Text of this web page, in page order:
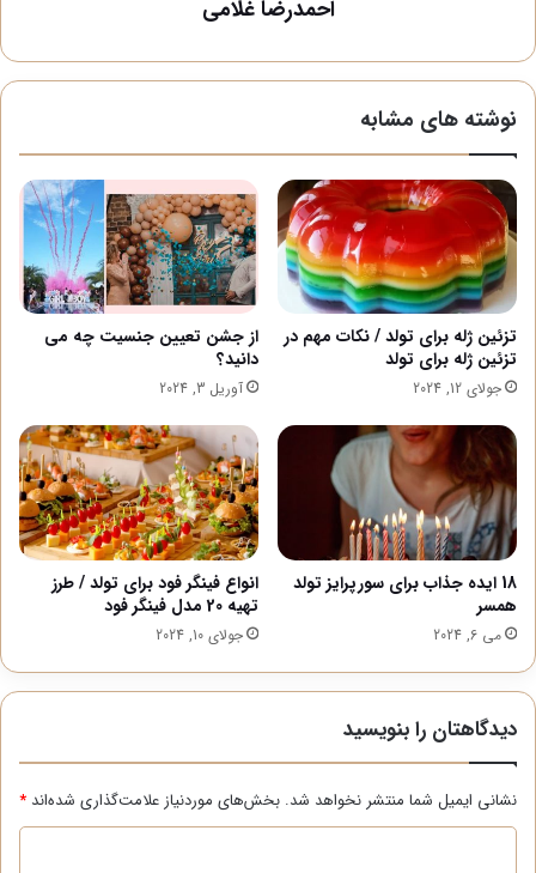
احمدرضا غلامی
نوشته های مشابه
تزئین ژله برای تولد / نکات مهم در
تزئین ژله برای تولد
جولای 12, 2024
از جشن تعیین جنسیت چه می
دانید؟
آوریل 3, 2024
18 ایده جذاب برای سورپرایز تولد
همسر
می 6, 2024
انواع فینگر فود برای تولد / طرز
تهیه 20 مدل فینگر فود
جولای 10, 2024
دیدگاهتان را بنویسید
نشانی ایمیل شما منتشر نخواهد شد. بخش‌های موردنیاز علامت‌گذاری شده‌اند *